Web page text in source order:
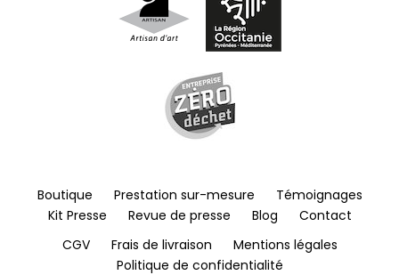
Boutique Prestation sur-mesure
Témoignages
Kit Presse
Revue de presse Blog
Contact
CGV
Frais de livraison
Mentions légales
Politique de confidentialité